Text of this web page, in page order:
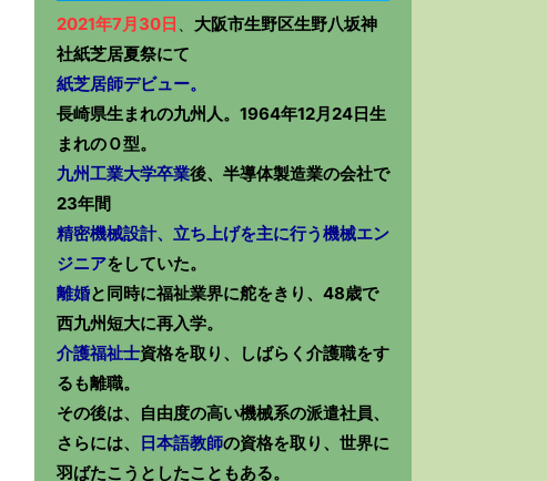
2021年7月30日 、 大阪市生野区生野八坂神
社紙芝居夏祭にて
紙芝居師デビュー。
長崎県生まれの九州人。1964年12月24日生
まれのＯ型。
九州工業大学卒業後、半導体製造業の会社で
23年間
精密機械設計、立ち上げを主に行う機械エン
ジニアをしていた。
離婚と同時に福祉業界に舵をきり、48歳で
西九州短大に再入学。
介護福祉士資格を取り、しばらく介護職をす
るも離職。
その後は、自由度の高い機械系の派遣社員、
さらには、
日本語教師の資格を取り、世界に
羽ばたこうとしたこともある。